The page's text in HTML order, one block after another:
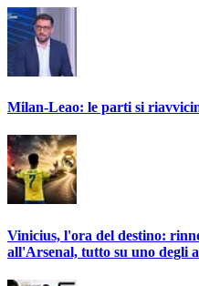
Milan-Leao: le parti si
Vinicius, l'ora del destino:
all'Arsenal, tutto su uno degli